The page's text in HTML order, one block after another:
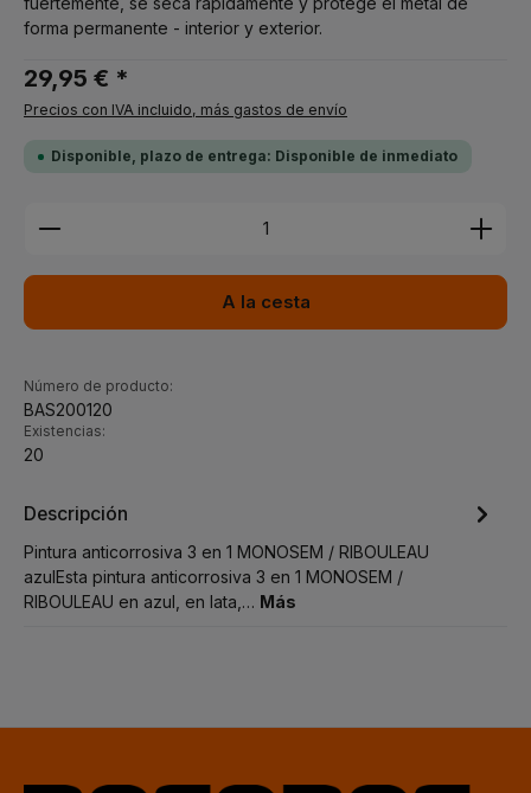
forma permanente - interior y exterior.
29,95 € *
Precios con IVA incluido, más gastos de envío
Disponible, plazo de entrega: Disponible de inmediato
Cantidad del producto: introduce la cantidad
A la cesta
Número de producto:
BAS200120
Existencias:
20
Descripción
Pintura anticorrosiva 3 en 1 MONOSEM / RIBOULEAU
azulEsta pintura anticorrosiva 3 en 1 MONOSEM /
RIBOULEAU en azul, en lata,… Más